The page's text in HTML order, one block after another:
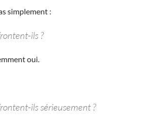
simplement :
ils ?
oui.
ils sérieusement ?